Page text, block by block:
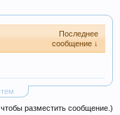
Последнее
сообщение ↓
разместить сообщение.)